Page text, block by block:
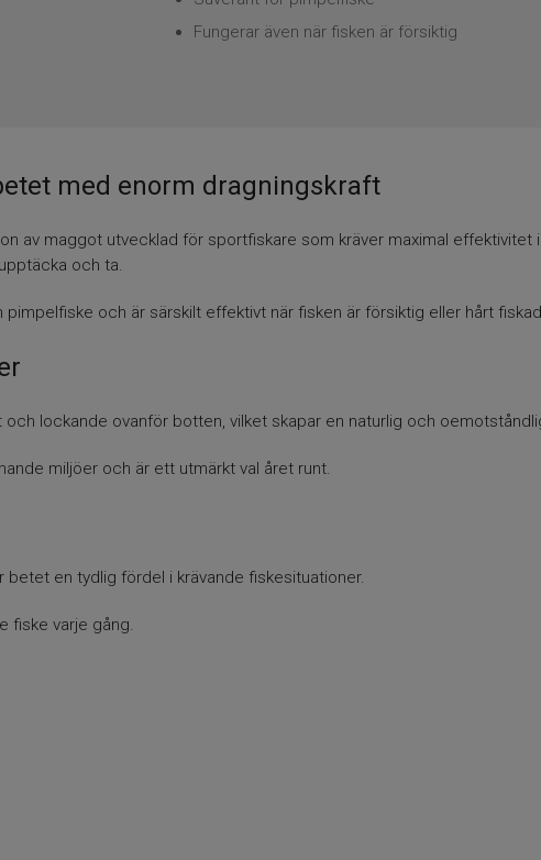
Fungerar även när fisken är försiktig
med enorm dragningskraft
av maggot utvecklad för sportfiskare som kräver maximal
och ta.
och är särskilt effektivt när fisken är försiktig eller hårt
lockande ovanför botten, vilket skapar en naturlig och
miljöer och är ett utmärkt val året runt.
en tydlig fördel i krävande fiskesituationer.
fiske varje gång.